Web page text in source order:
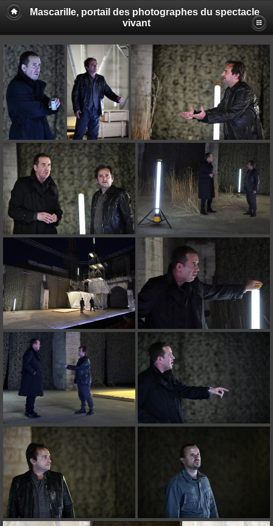
Mascarille, portail des photographes du spectacle
vivant